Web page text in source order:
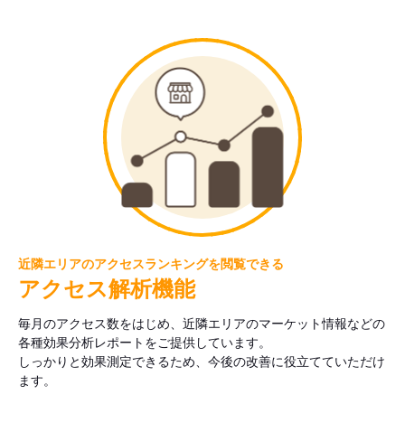
近隣エリアのアクセスランキングを閲覧できる
アクセス解析機能
毎月のアクセス数をはじめ、近隣エリアのマーケット情報などの
各種効果分析レポートをご提供しています。
しっかりと効果測定できるため、今後の改善に役立てていただけ
ます。